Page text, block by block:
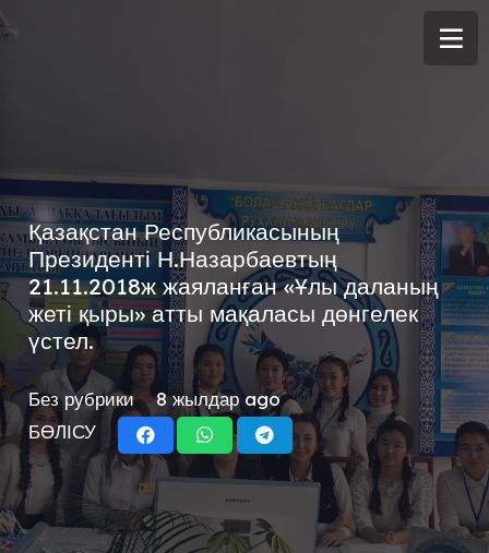
Қазақстан Республикасының
Президенті Н.Назарбаевтың
21.11.2018ж жаяланған «Ұлы даланың
жеті қыры» атты мақаласы дөнгелек
үстел.
Без рубрики
8 жылдар ago
БӨЛІСУ